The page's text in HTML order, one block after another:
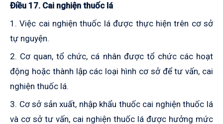
Điều 17. Cai nghiện thuốc lá
1. Việc cai nghiện thuốc lá được thực hiện trên cơ sở
tự nguyện.
2. Cơ quan, tổ chức, cá nhân được tổ chức các hoạt
động hoặc thành lập các loại hình cơ sở để tư vấn, cai
nghiện thuốc lá.
3. Cơ sở sản xuất, nhập khẩu thuốc cai nghiện thuốc lá
và cơ sở tư vấn, cai nghiện thuốc lá được hưởng mức